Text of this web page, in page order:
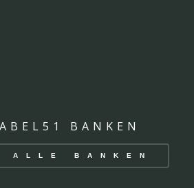
BANKEN
ALLE BANKEN